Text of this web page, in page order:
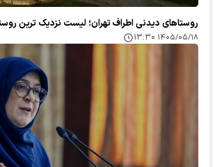
روستاهای دیدنی اطراف تهران؛ لیست نزدیک ترین
۱۴۰۵/۰۵/۱۸ ۱۳:۳۰